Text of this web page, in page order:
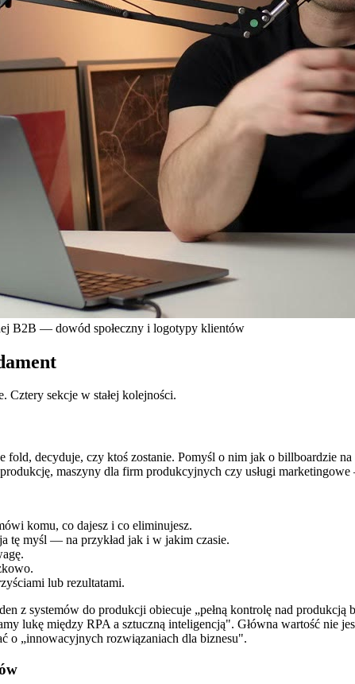
B2B — dowód społeczny i logotypy klientów
Cztery sekcje w stałej kolejności.
fold, decyduje, czy ktoś zostanie. Pomyśl o nim jak o billboardzie
maszyny dla firm produkcyjnych czy usługi
komu, co dajesz i co eliminujesz.
tę myśl — na przykład jak i w jakim czasie.
lub rezultatami.
z systemów do produkcji obiecuje „pełną kontrolę nad
lukę między RPA a sztuczną inteligencją". Główna wartość
o „innowacyjnych rozwiązaniach dla biznesu".